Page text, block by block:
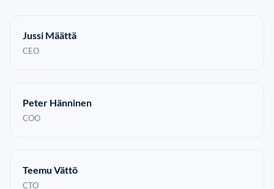
Jussi Määttä
CEO
Peter Hänninen
COO
Teemu Vättö
CTO